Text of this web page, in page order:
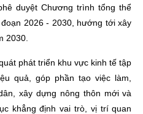
duyệt Chương trình tổng thể
2026 - 2030, hướng tới xây
2030.
phát triển khu vực kinh tế tập
quả, góp phần tạo việc làm,
xây dựng nông thôn mới và
khẳng định vai trò, vị trí quan